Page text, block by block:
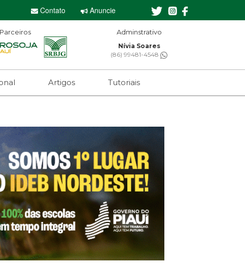
Contato Anuncie
Parceiros Editor-chefe
Sebastian Eugênio
(61) 99650-2473
Artigos Tutoriais